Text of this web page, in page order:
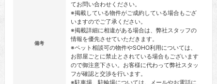
備考
てお問い合わせください。
※掲載している物件がご成約している場合もござ
いますのでご了承ください。
※掲載詳細に相違がある場合は、弊社スタッフの
情報を優先させていただきます。
※ペット相談可の物件やSOHO利用については、
お部屋ごとに禁止とされている場合もございます
ので御注意下さい。お客様に代わって弊社スタッ
フが確認と交渉を行います。
※駐車場、駐輪場については、メールやお電話に